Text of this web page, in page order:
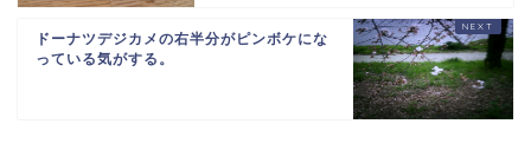
ドーナツデジカメの右半分がピンボケにな
っている気がする。